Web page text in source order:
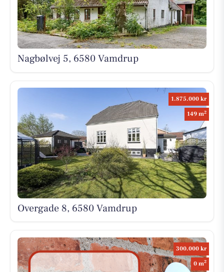
Nagbølvej 5, 6580 Vamdrup
1.875.000 kr
149 m2
Overgade 8, 6580 Vamdrup
300.000 kr
0 m2